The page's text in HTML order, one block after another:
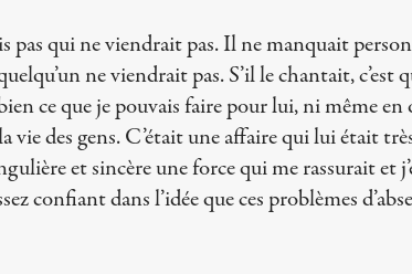
pas qui ne viendrait pas. Il ne manquait
ne viendrait pas. S’il le chantait, c’est
ce que je pouvais faire pour lui, ni même
vie des gens. C’était une affaire qui lui était
et sincère une force qui me rassurait et
confiant dans l’idée que ces problèmes